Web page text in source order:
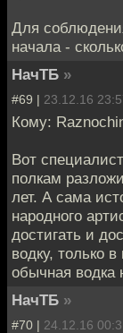
Для
начала -
НачТБ »
#69 | 23.12.16
Кому:
Вот
полкам
лет. А сама
народного
достигать и
водку, только
обычная водка
НачТБ »
#70 | 24.12.16